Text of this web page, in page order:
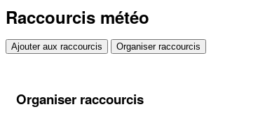
Raccourcis météo
Ajouter aux raccourcis Organiser raccourcis
Organiser raccourcis